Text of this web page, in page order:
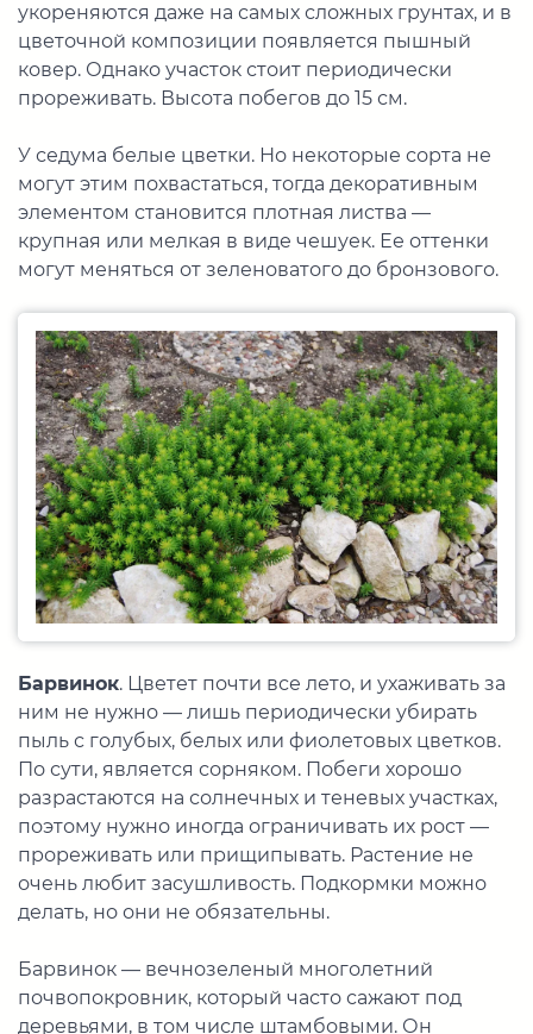
укореняются даже на самых сложных грунтах, и в
цветочной композиции появляется пышный
ковер. Однако участок стоит периодически
прореживать. Высота побегов до 15 см.
У седума белые цветки. Но некоторые сорта не
могут этим похвастаться, тогда декоративным
элементом становится плотная листва —
крупная или мелкая в виде чешуек. Ее оттенки
могут меняться от зеленоватого до бронзового.
Барвинок. Цветет почти все лето, и ухаживать за
ним не нужно — лишь периодически убирать
пыль с голубых, белых или фиолетовых цветков.
По сути, является сорняком. Побеги хорошо
разрастаются на солнечных и теневых участках,
поэтому нужно иногда ограничивать их рост —
прореживать или прищипывать. Растение не
очень любит засушливость. Подкормки можно
делать, но они не обязательны.
Барвинок — вечнозеленый многолетний
почвопокровник, который часто сажают под
деревьями, в том числе штамбовыми. Он